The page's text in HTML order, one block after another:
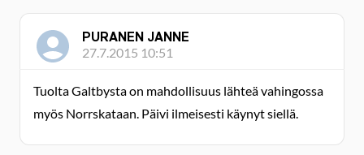
PURANEN JANNE
27.7.2015 10:51
Tuolta Galtbysta on mahdollisuus lähteä vahingossa
myös Norrskataan. Päivi ilmeisesti käynyt siellä.